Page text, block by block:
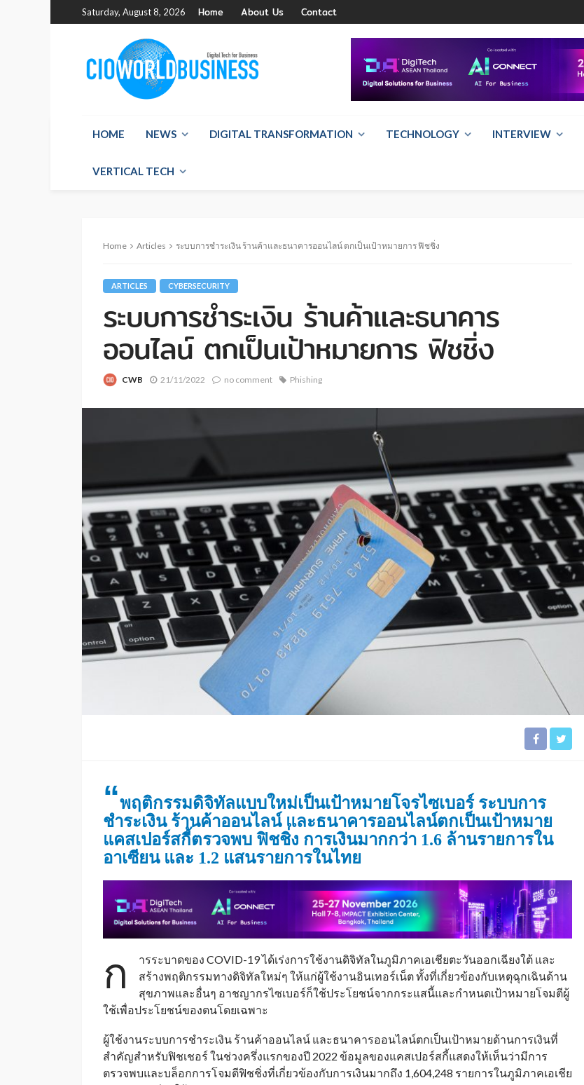
Saturday, August 8, 2026 Home About Us Contact
HOME NEWS DIGITAL TRANSFORMATION TECHNOLOGY INTERVIEW
VERTICAL TECH
Home Articles ระบบการชำระเงิน ร้านค้าและธนาคารออนไลน์ ตกเป็นเป้าหมายการ ฟิชชิ่ง
ARTICLES CYBERSECURITY
ระบบการชำระเงิน ร้านค้าและธนาคาร
ออนไลน์ ตกเป็นเป้าหมายการ ฟิชชิ่ง
CWB 21/11/2022 no comment Phishing
“พฤติกรรมดิจิทัลแบบใหม่เป็นเป้าหมายโจรไซเบอร์ ระบบการ
ชำระเงิน ร้านค้าออนไลน์ และธนาคารออนไลน์ตกเป็นเป้าหมาย
แคสเปอร์สกี้ตรวจพบ ฟิชชิ่ง การเงินมากกว่า 1.6 ล้านรายการใน
อาเซียน และ 1.2 แสนรายการในไทย
ก
ารระบาดของ COVID-19 ได้เร่งการใช้งานดิจิทัลในภูมิภาคเอเชียตะวันออกเฉียงใต้ และ
สร้างพฤติกรรมทางดิจิทัลใหม่ๆ ให้แก่ผู้ใช้งานอินเทอร์เน็ต ทั้งที่เกี่ยวข้องกับเหตุฉุกเฉินด้าน
สุขภาพและอื่นๆ อาชญากรไซเบอร์ก็ใช้ประโยชน์จากกระแสนี้และกำหนดเป้าหมายโจมตีผู้
ใช้เพื่อประโยชน์ของตนโดยเฉพาะ
ผู้ใช้งานระบบการชำระเงิน ร้านค้าออนไลน์ และธนาคารออนไลน์ตกเป็นเป้าหมายด้านการเงินที่
สำคัญสำหรับฟิชเชอร์ ในช่วงครึ่งแรกของปี 2022 ข้อมูลของแคสเปอร์สกี้แสดงให้เห็นว่ามีการ
ตรวจพบและบล็อกการโจมตีฟิชชิ่งที่เกี่ยวข้องกับการเงินมากถึง 1,604,248 รายการในภูมิภาคเอเชีย